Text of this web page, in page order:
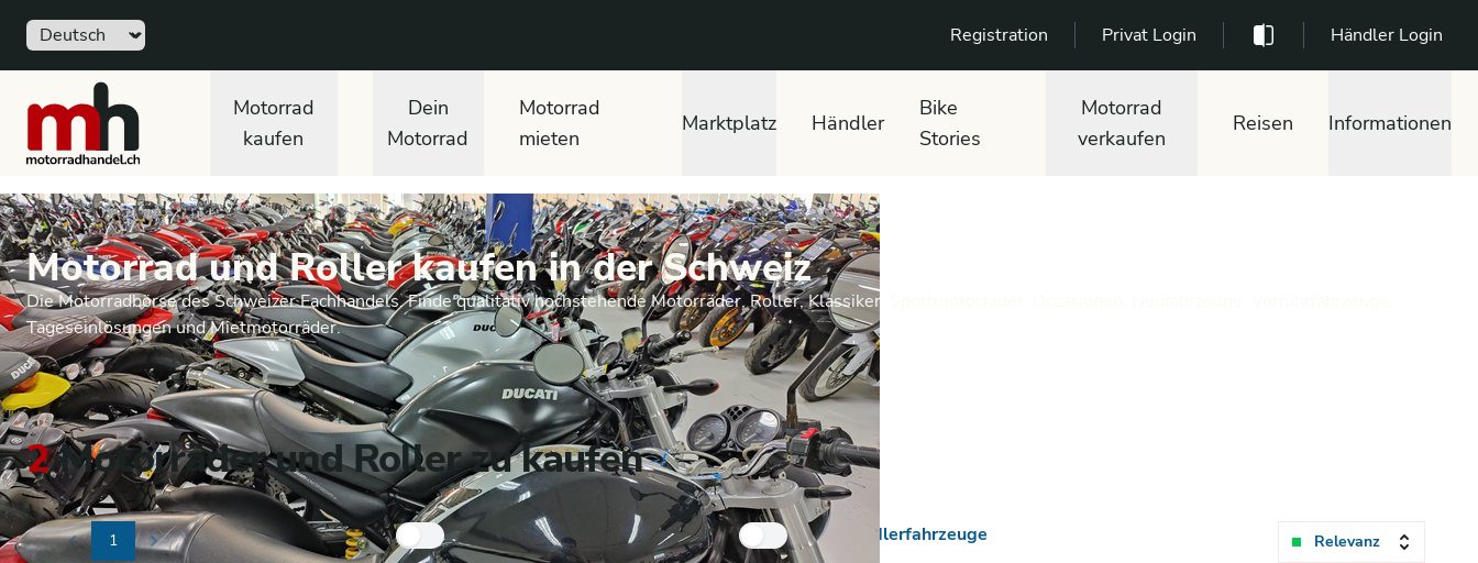
Sprache Registration Privat Login Händler Login
motorradhandel.ch
Motorrad
kaufen
Dein
Motorrad
Motorrad
mieten
Marktplatz Händler
Bike
Stories
Motorrad
verkaufen
Reisen Informationen
Motorrad und Roller kaufen in der Schweiz
Die Motorradbörse des Schweizer Fachhandels. Finde qualitativ hochstehende Motorräder, Roller, Klassiker, Sportmotorräder, Occasionen, Neufahrzeuge, Vorführfahrzeuge,
Tageseinlösungen und Mietmotorräder.
2Motorräder und Roller zu kaufen
Previous
1 Next
Nur Neuzugänge Nur Händlerfahrzeuge Relevanz